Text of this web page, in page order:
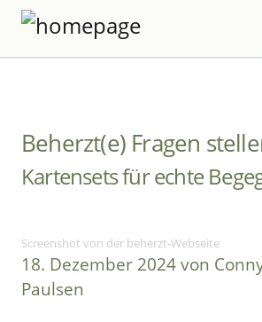
Beherzt(e) Fragen
Kartensets für echte
Screenshot von der beherzt-Webseite
18. Dezember 2024 von
Paulsen